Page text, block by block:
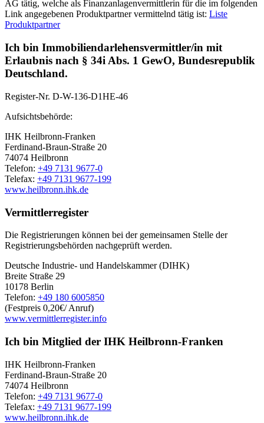
AG tätig, welche als Finanzanlagenvermittlerin für die im folgenden
Link angegebenen Produktpartner vermittelnd tätig ist: Liste
Produktpartner
Ich bin Immobiliendarlehensvermittler/in mit
Erlaubnis nach § 34i Abs. 1 GewO, Bundesrepublik
Deutschland.
Register-Nr. D-W-136-D1HE-46
Aufsichtsbehörde:
IHK Heilbronn-Franken
Ferdinand-Braun-Straße 20
74074 Heilbronn
Telefon: +49 7131 9677-0
Telefax: +49 7131 9677-199
www.heilbronn.ihk.de
Vermittlerregister
Die Registrierungen können bei der gemeinsamen Stelle der
Registrierungsbehörden nachgeprüft werden.
Deutsche Industrie- und Handelskammer (DIHK)
Breite Straße 29
10178 Berlin
Telefon: +49 180 6005850
(Festpreis 0,20€/ Anruf)
www.vermittlerregister.info
Ich bin Mitglied der IHK Heilbronn-Franken
IHK Heilbronn-Franken
Ferdinand-Braun-Straße 20
74074 Heilbronn
Telefon: +49 7131 9677-0
Telefax: +49 7131 9677-199
www.heilbronn.ihk.de